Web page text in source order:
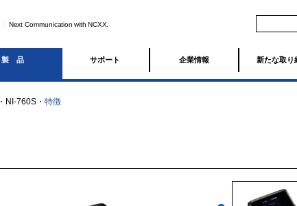
Next Communication with NCXX.
製品 サポート 企業情報 新たな取り
・ NI-760S ・ 特徴